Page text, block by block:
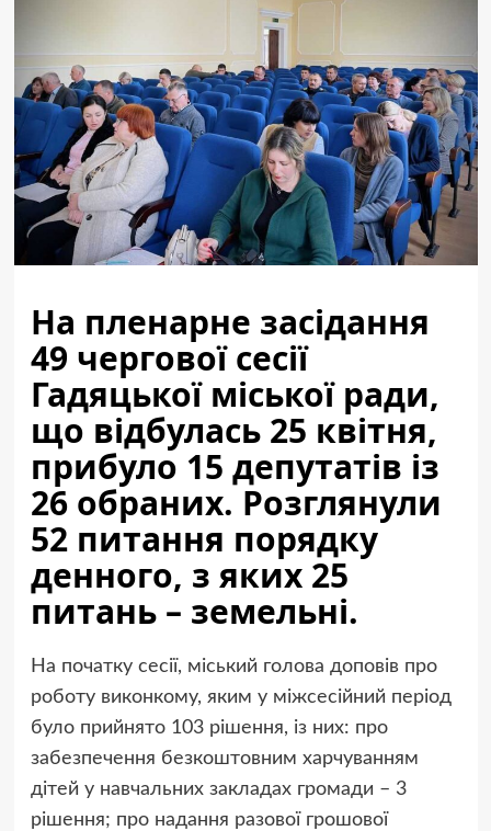
На пленарне засідання
49 чергової сесії
Гадяцької міської ради,
що відбулась 25 квітня,
прибуло 15 депутатів із
26 обраних. Розглянули
52 питання порядку
денного, з яких 25
питань – земельні.
На початку сесії, міський голова доповів про
роботу виконкому, яким у міжсесійний період
було прийнято 103 рішення, із них: про
забезпечення безкоштовним харчуванням
дітей у навчальних закладах громади – 3
рішення; про надання разової грошової